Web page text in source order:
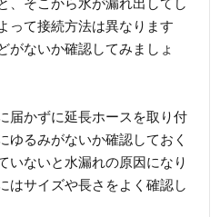
、そこから水が漏れ出してし
って接続方法は異なります
がないか確認してみましょ
届かずに延長ホースを取り付
ゆるみがないか確認しておく
いないと水漏れの原因になり
はサイズや長さをよく確認し